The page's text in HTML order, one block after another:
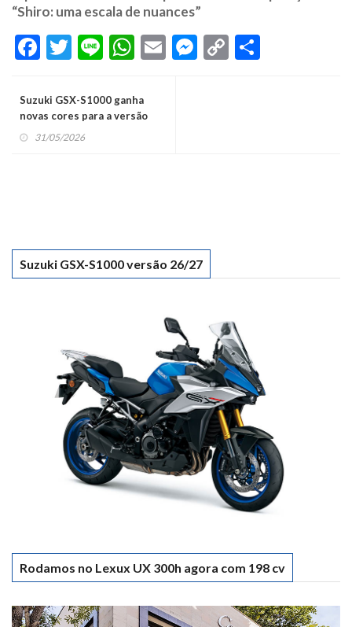
“Shiro: uma escala de nuances”
Facebook
Twitter
LineWhatsApp
EmailMessenger
Copy
Suzuki GSX-S1000 ganha
novas cores para a versão
2026/2027
31/05/2026
Suzuki GSX-S1000 versão 26/27
Rodamos no Lexux UX 300h agora com 198 cv